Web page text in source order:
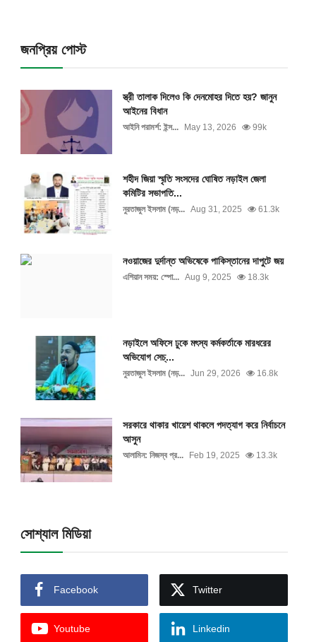
জনপ্রিয় পোস্ট
স্ত্রী তালাক দিলেও কি দেনমোহর দিতে হয়? জানুন
আইনের বিধান
আইনি পরামর্শ: ইন্স... May 13, 2026 99k
শহীদ জিয়া স্মৃতি সংসদের ঘোষিত নড়াইল জেলা
কমিটির সভাপতি...
নুরতাজুল ইসলাম (নড়... Aug 31, 2025 61.3k
নওয়াজের দুর্দান্ত অভিষেকে পাকিস্তানের দাপুটে জয়
এশিয়ান সময়: স্পো... Aug 9, 2025 18.3k
নড়াইলে অফিসে ঢুকে মৎস্য কর্মকর্তাকে মারধরের
অভিযোগ সেচ্...
নুরতাজুল ইসলাম (নড়... Jun 29, 2026 16.8k
সরকারে থাকার খায়েশ থাকলে পদত্যাগ করে নির্বাচনে
আসুন
আলামিন: নিজস্ব প্র... Feb 19, 2025 13.3k
সোশ্যাল মিডিয়া
Facebook Twitter
Youtube Linkedin